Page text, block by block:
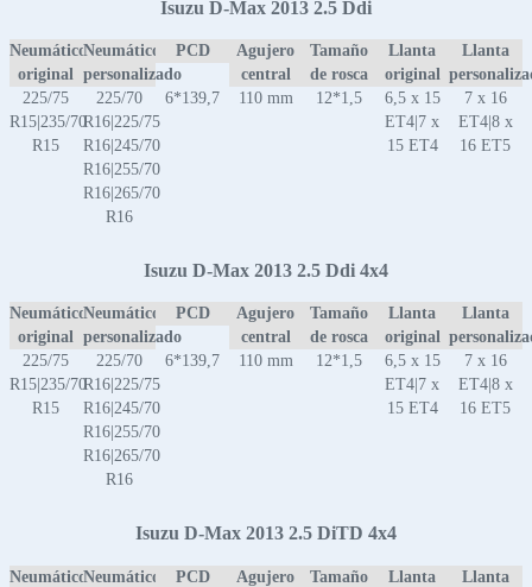
Isuzu D-Max 2013 2.5 Ddi
Neumático
original
Neumático
personalizado
PCD
Agujero
central
Tamaño
de rosca
Llanta
original
Llanta
225/75
R15|235/70
R15
225/70
R16|225/75
R16|245/70
R16|255/70
R16|265/70
R16
6*139,7 110 mm 12*1,5
6,5 x 15
ET4|7 x
15 ET4
7 x 16
ET4|8 x
16 ET5
Isuzu D-Max 2013 2.5 Ddi 4x4
Neumático
original
Neumático
personalizado
PCD
Agujero
central
Tamaño
de rosca
Llanta
original
Llanta
225/75
R15|235/70
R15
225/70
R16|225/75
R16|245/70
R16|255/70
R16|265/70
R16
6*139,7 110 mm 12*1,5
6,5 x 15
ET4|7 x
15 ET4
7 x 16
ET4|8 x
16 ET5
Isuzu D-Max 2013 2.5 DiTD 4x4
NeumáticoNeumático
PCD
Agujero
Tamaño
Llanta
Llanta